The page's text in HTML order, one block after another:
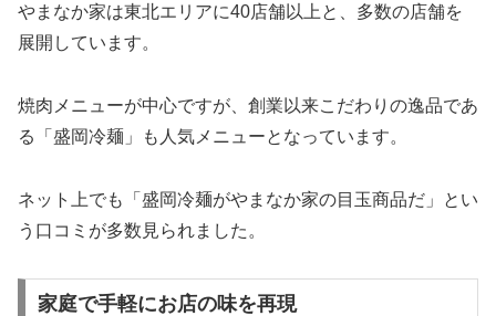
やまなか家は東北エリアに40店舗以上と、多数の店舗を
展開しています。
焼肉メニューが中心ですが、創業以来こだわりの逸品であ
る「盛岡冷麺」も人気メニューとなっています。
ネット上でも「盛岡冷麺がやまなか家の目玉商品だ」とい
う口コミが多数見られました。
家庭で手軽にお店の味を再現